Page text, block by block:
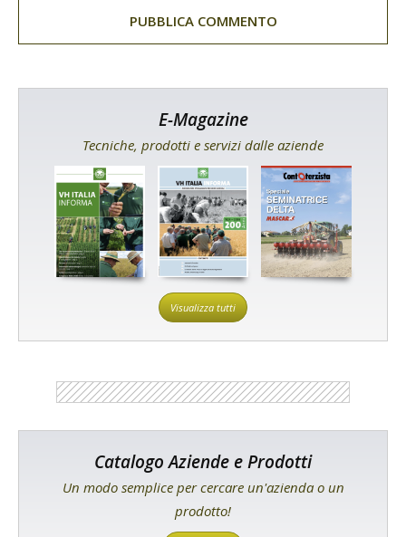
E-Magazine
Tecniche, prodotti e servizi dalle aziende
Visualizza tutti
Catalogo Aziende e Prodotti
Un modo semplice per cercare un'azienda o un
prodotto!